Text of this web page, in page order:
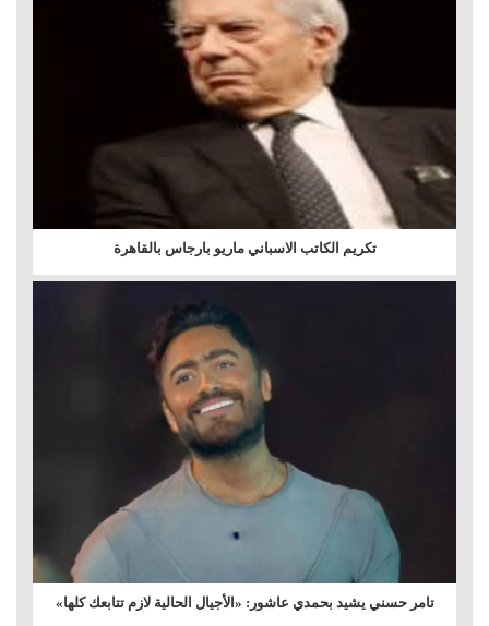
تكريم الكاتب الاسباني ماريو بارجاس بالقاهرة
تامر حسني يشيد بحمدي عاشور: «الأجيال الحالية لازم تتابعك كلها»